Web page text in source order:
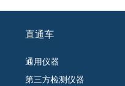
直通车
通用仪器
第三方检测仪器